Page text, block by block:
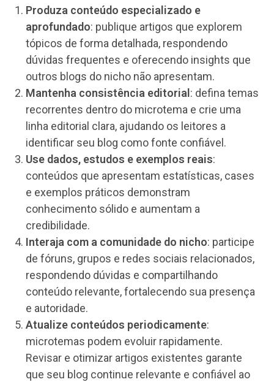
Produza conteúdo especializado e
aprofundado: publique artigos que explorem
tópicos de forma detalhada, respondendo
dúvidas frequentes e oferecendo insights que
outros blogs do nicho não apresentam.
Mantenha consistência editorial : defina temas
recorrentes dentro do microtema e crie uma
linha editorial clara, ajudando os leitores a
identificar seu blog como fonte confiável.
Use dados, estudos e exemplos reais:
conteúdos que apresentam estatísticas, cases
e exemplos práticos demonstram
conhecimento sólido e aumentam a
credibilidade.
Interaja com a comunidade do nicho: participe
de fóruns, grupos e redes sociais relacionados,
respondendo dúvidas e compartilhando
conteúdo relevante, fortalecendo sua presença
e autoridade.
Atualize conteúdos periodicamente:
microtemas podem evoluir rapidamente.
Revisar e otimizar artigos existentes garante
que seu blog continue relevante e confiável ao